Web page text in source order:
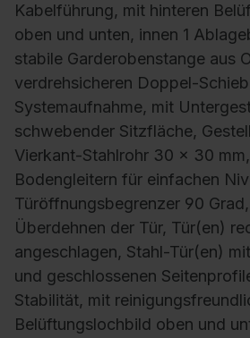
Kabelführung, mit hinteren
oben und unten, innen 1
stabile Garderobenstange aus
verdrehsicheren Doppel-
Systemaufnahme, mit
schwebender Sitzfläche,
Vierkant-Stahlrohr 30 x 30
Bodengleitern für einfachen
Türöffnungsbegrenzer 90
Überdehnen der Tür, Tür(en)
angeschlagen, Stahl-Tür(en)
und geschlossenen
Stabilität, mit
Belüftungslochbild oben und